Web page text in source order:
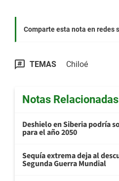
Comparte esta nota en redes
TEMAS Chiloé
Notas Relacionadas
Deshielo en Siberia podría
para el año 2050
Sequía extrema deja al
Segunda Guerra Mundial